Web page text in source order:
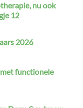
nu ook
12
2026
functionele